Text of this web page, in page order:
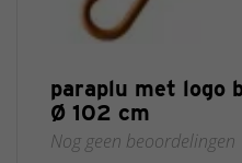
paraplu met logo
Ø 102 cm
Nog geen beoordelingen